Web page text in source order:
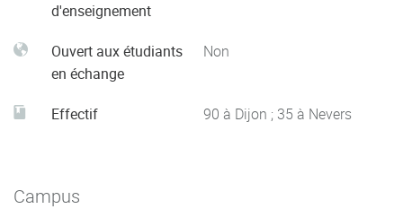
d'enseignement
Ouvert aux étudiants
en échange
Non
Effectif 90 à Dijon ; 35 à Nevers
Campus